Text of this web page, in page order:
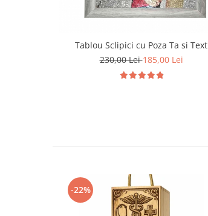
Tablou Sclipici cu Poza Ta si Text
230,00 Lei185,00 Lei
-22%